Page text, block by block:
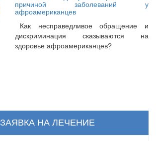
причиной заболеваний у
афроамериканцев
Как несправедливое обращение и
дискриминация сказываются на
здоровье афроамериканцев?
ЗАЯВКА НА ЛЕЧЕНИЕ